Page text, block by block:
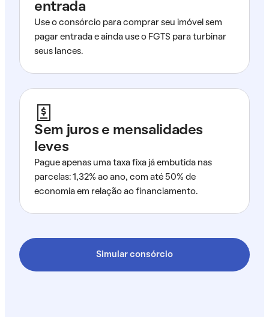
entrada
Use o consórcio para comprar seu imóvel sem
pagar entrada e ainda use o FGTS para turbinar
seus lances.
Sem juros e mensalidades
leves
Pague apenas uma taxa fixa já embutida nas
parcelas: 1,32% ao ano, com até 50% de
economia em relação ao financiamento.
Simular consórcio